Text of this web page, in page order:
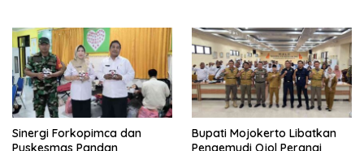
Sinergi Forkopimca dan
Puskesmas Pandan
Bupati Mojokerto Libatkan
Pengemudi Ojol Perangi